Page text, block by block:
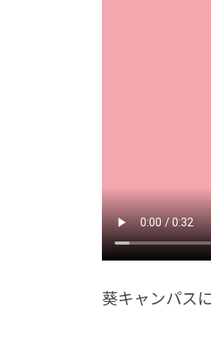
葵キャンパス